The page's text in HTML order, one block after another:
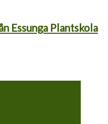
Essunga Plantskola